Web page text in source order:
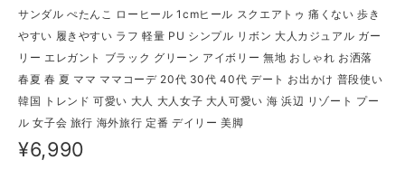
サンダル ぺたんこ ローヒール 1cmヒール スクエアトゥ 痛くない 歩き
やすい 履きやすい ラフ 軽量 PU シンプル リボン 大人カジュアル ガー
リー エレガント ブラック グリーン アイボリー 無地 おしゃれ お洒落
春夏 春 夏 ママ ママコーデ 20代 30代 40代 デート お出かけ 普段使い
韓国 トレンド 可愛い 大人 大人女子 大人可愛い 海 浜辺 リゾート プー
ル 女子会 旅行 海外旅行 定番 デイリー 美脚
¥6,990